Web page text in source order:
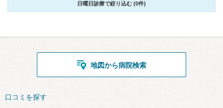
日曜日診療で絞り込む (0件)
地図から病院検索
口コミを探す